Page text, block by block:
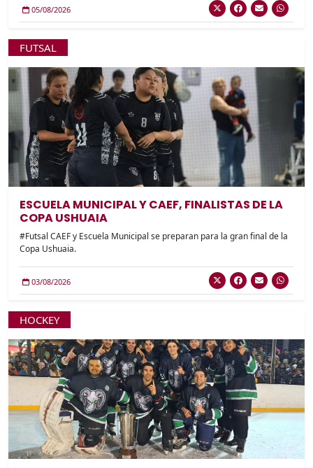
05/08/2026
FUTSAL
ESCUELA MUNICIPAL Y CAEF, FINALISTAS DE LA
COPA USHUAIA
#Futsal CAEF y Escuela Municipal se preparan para la gran final de la
Copa Ushuaia.
03/08/2026
HOCKEY